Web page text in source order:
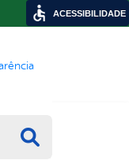
ACESSIBILIDADE